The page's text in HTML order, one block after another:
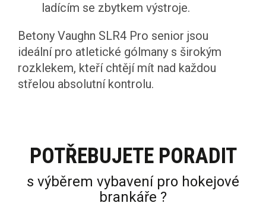
ladícím se zbytkem výstroje.
Betony Vaughn SLR4 Pro senior jsou
ideální pro atletické gólmany s širokým
rozklekem, kteří chtějí mít nad každou
střelou absolutní kontrolu.
POTŘEBUJETE PORADIT
s výběrem vybavení pro hokejové
brankáře ?